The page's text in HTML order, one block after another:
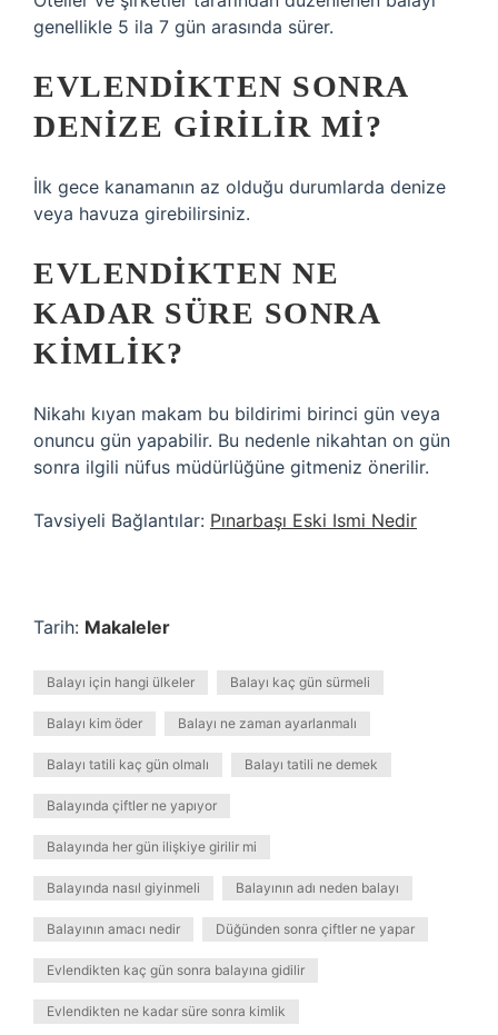
genellikle 5 ila 7 gün arasında sürer.
EVLENDIKTEN SONRA
DENIZE GIRILIR MI?
İlk gece kanamanın az olduğu durumlarda denize
veya havuza girebilirsiniz.
EVLENDIKTEN NE
KADAR SÜRE SONRA
KIMLIK?
Nikahı kıyan makam bu bildirimi birinci gün veya
onuncu gün yapabilir. Bu nedenle nikahtan on gün
sonra ilgili nüfus müdürlüğüne gitmeniz önerilir.
Tavsiyeli Bağlantılar: Pınarbaşı Eski Ismi Nedir
Tarih: Makaleler
Balayı için hangi ülkeler Balayı kaç gün sürmeli
Balayı kim öder Balayı ne zaman ayarlanmalı
Balayı tatili kaç gün olmalı Balayı tatili ne demek
Balayında çiftler ne yapıyor
Balayında her gün ilişkiye girilir mi
Balayında nasıl giyinmeli Balayının adı neden balayı
Balayının amacı nedir Düğünden sonra çiftler ne yapar
Evlendikten kaç gün sonra balayına gidilir
Evlendikten ne kadar süre sonra kimlik